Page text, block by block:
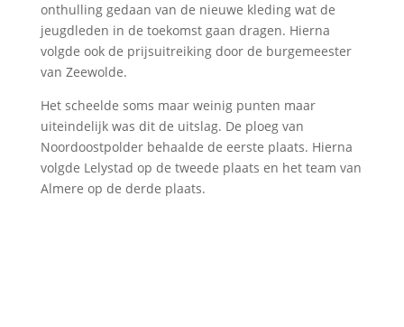
onthulling gedaan van de nieuwe kleding wat de
jeugdleden in de toekomst gaan dragen. Hierna
volgde ook de prijsuitreiking door de burgemeester
van Zeewolde.
Het scheelde soms maar weinig punten maar
uiteindelijk was dit de uitslag. De ploeg van
Noordoostpolder behaalde de eerste plaats. Hierna
volgde Lelystad op de tweede plaats en het team van
Almere op de derde plaats.